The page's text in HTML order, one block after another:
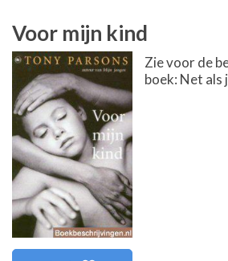
Voor mijn kind
Zie voor de
boek: Net als